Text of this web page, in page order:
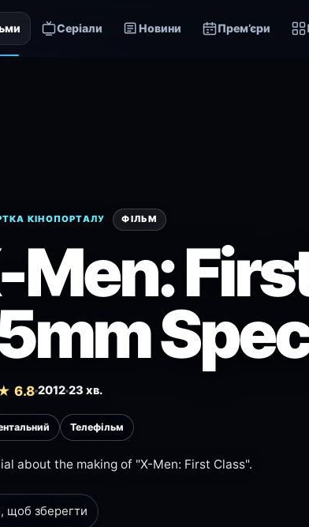
Серіали Новини Прем’єри
КІНОПОРТАЛУ ФІЛЬМ
Men:
6.8 2012 23 хв.
Телефільм
about the making of "X-Men: First Class".
щоб зберегти